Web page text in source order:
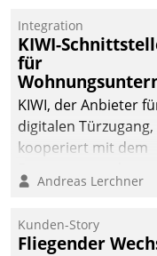
Integration
KIWI-
für
KIWI, der Anbieter
digitalen Türzugang,
kooperiert mit dem
Andreas Lerchner
Kunden-Story
Fliegender